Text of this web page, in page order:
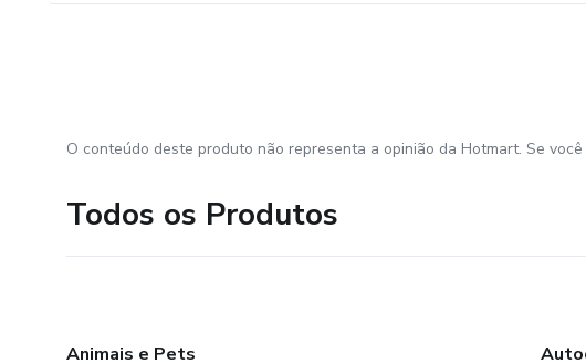
O conteúdo deste produto não representa a opinião da Hotmart. Se
Todos os Produtos
Animais e Pets